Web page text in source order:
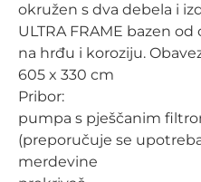
okružen s dva debela i
ULTRA FRAME bazen
na hrđu i koroziju.
605 x 330 cm
Pribor:
pumpa s pješčanim
(preporučuje se
merdevine